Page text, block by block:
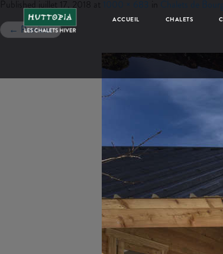
ACCUEIL CHALETS
Publishedjuillet 17, 2018
← Previous